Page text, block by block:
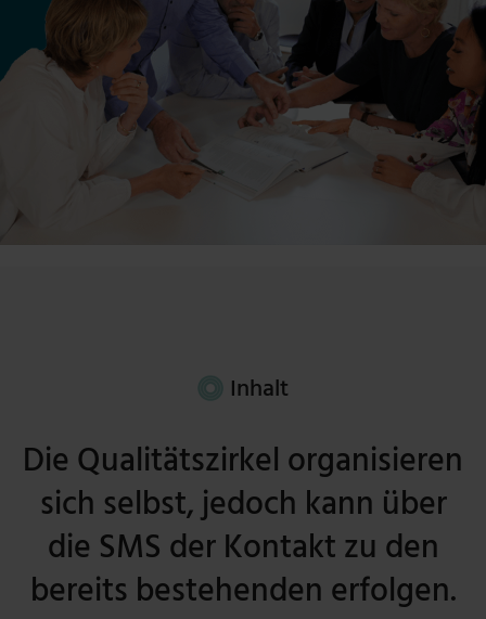
Inhalt
Die Qualitätszirkel organisieren
sich selbst, jedoch kann über
die SMS der Kontakt zu den
bereits bestehenden erfolgen.